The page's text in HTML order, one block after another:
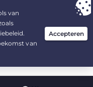
jaar, voor $